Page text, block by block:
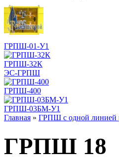
ГРПШ-01-У1
ГРПШ-32К
ЭС-ГРПШ
ГРПШ-400
ГРПШ-03БМ-У1
Главная » ГРПШ с одной линией
ГРПШ 18